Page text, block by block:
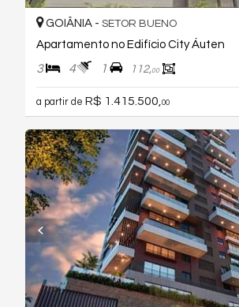
GOIÂNIA - SETOR BUENO
Apartamento no Edifício City Áuten
3 4 1 112,00
a partir de R$ 1.415.500, 00